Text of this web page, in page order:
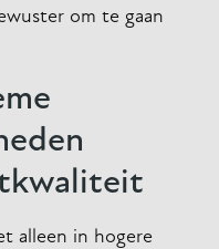
om te gaan
alleen in hogere